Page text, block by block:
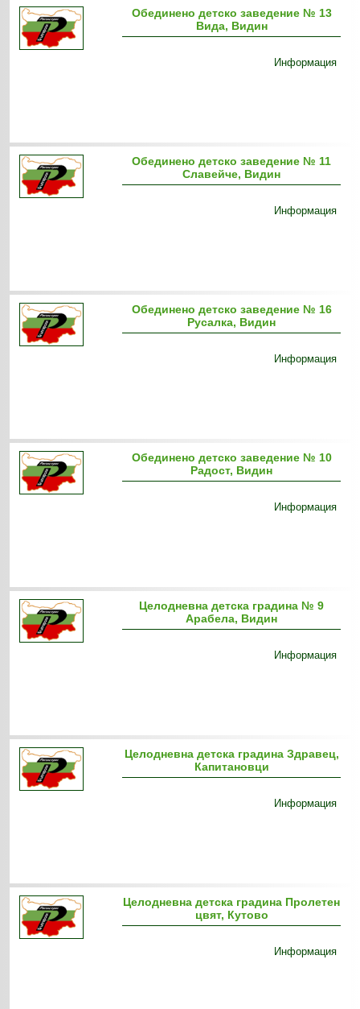
Обединено детско заведение № 13
Вида, Видин
Информация
Обединено детско заведение № 11
Славейче, Видин
Информация
Обединено детско заведение № 16
Русалка, Видин
Информация
Обединено детско заведение № 10
Радост, Видин
Информация
Целодневна детска градина № 9
Арабела, Видин
Информация
Целодневна детска градина Здравец,
Капитановци
Информация
Целодневна детска градина Пролетен
цвят, Кутово
Информация